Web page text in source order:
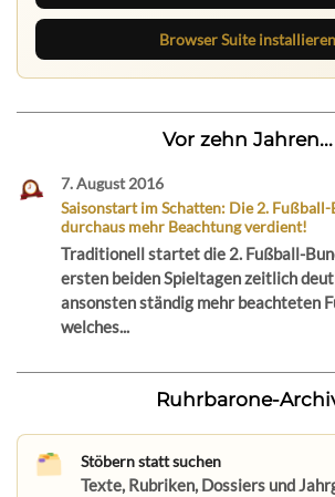
Browser Suite installieren
Vor zehn Jahren...
7. August 2016
Saisonstart im Schatten: Die 2.
durchaus mehr Beachtung verdient!
Traditionell startet die 2. Fußball-
ersten beiden Spieltagen zeitlich
ansonsten ständig mehr beachteten
welches...
Ruhrbarone-
Stöbern statt suchen
Texte, Rubriken, Dossiers und